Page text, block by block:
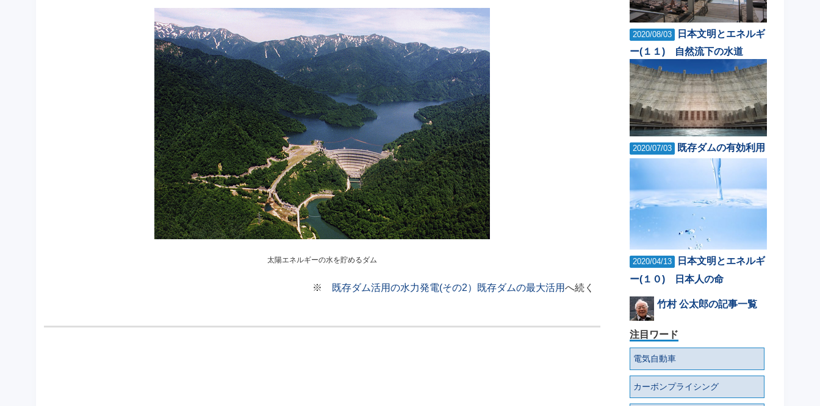
太陽エネルギーの水を貯めるダム
※ 既存ダム活用の水力発電(その2）既存ダムの最大活用へ続く
2020/08/03
日本文明とエネルギ
ー(１１) 自然流下の水道
2020/07/03 既存ダムの有効利用
2020/04/13
日本文明とエネルギ
ー(１０) 日本人の命
竹村 公太郎の記事一覧
注目ワード
電気自動車
カーボンプライシング